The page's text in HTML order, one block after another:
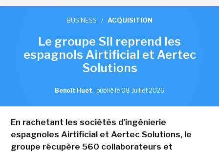
BUSINESS / ACQUISITION
Le groupe SII reprend les
espagnols Airtificial et Aertec
Solutions
Benoît Huet , publié le 08 Juillet 2026
En rachetant les sociétés d'ingénierie
espagnoles Airtificial et Aertec Solutions, le
groupe récupère 560 collaborateurs et